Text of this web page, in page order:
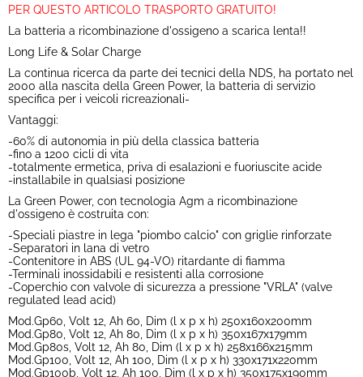
PER QUESTO ARTICOLO TRASPORTO GRATUITO!
La batteria a ricombinazione d'ossigeno a scarica lenta!!
Long Life & Solar Charge
La continua ricerca da parte dei tecnici della NDS, ha portato nel
2000 alla nascita della Green Power, la batteria di servizio
specifica per i veicoli ricreazionali-
Vantaggi:
-60% di autonomia in più della classica batteria
-fino a 1200 cicli di vita
-totalmente ermetica, priva di esalazioni e fuoriuscite acide
-installabile in qualsiasi posizione
La Green Power, con tecnologia Agm a ricombinazione
d'ossigeno è costruita con:
-Speciali piastre in lega "piombo calcio" con griglie rinforzate
-Separatori in lana di vetro
-Contenitore in ABS (UL 94-VO) ritardante di fiamma
-Terminali inossidabili e resistenti alla corrosione
-Coperchio con valvole di sicurezza a pressione "VRLA" (valve
regulated lead acid)
Mod.Gp60, Volt 12, Ah 60, Dim (l x p x h) 250x160x200mm
Mod.Gp80, Volt 12, Ah 80, Dim (l x p x h) 350x167x179mm
Mod.Gp80s, Volt 12, Ah 80, Dim (l x p x h) 258x166x215mm
Mod.Gp100, Volt 12, Ah 100, Dim (l x p x h) 330x171x220mm
Mod.Gp100b, Volt 12, Ah 100, Dim (l x p x h) 350x175x190mm